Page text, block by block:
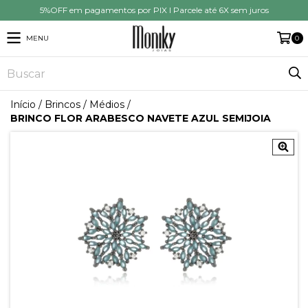
5%OFF em pagamentos por PIX I Parcele até 6X sem juros
MENU 0
Início / Brincos / Médios /
BRINCO FLOR ARABESCO NAVETE AZUL SEMIJOIA